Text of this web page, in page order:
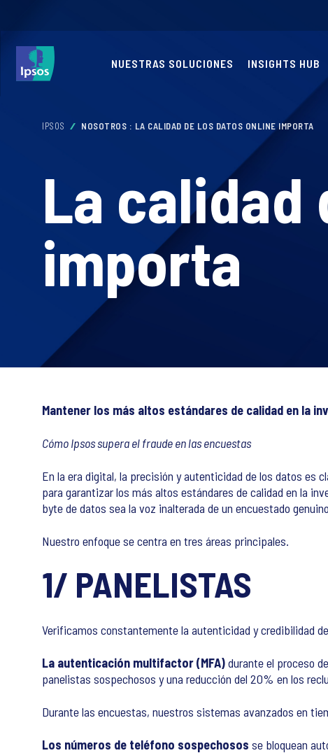
NUESTRAS SOLUCIONES INSIGHTS HUB
IPSOS NOSOTROS : LA CALIDAD DE LOS DATOS ONLINE IMPORTA
La calidad
importa
Mantener los más altos estándares de calidad en la
Cómo Ipsos supera el fraude en las encuestas
En la era digital, la precisión y autenticidad de los datos es
para garantizar los más altos estándares de calidad en la
byte de datos sea la voz inalterada de un encuestado
Nuestro enfoque se centra en tres áreas principales.
1/ PANELISTAS
Verificamos constantemente la autenticidad y credibilidad
La autenticación multifactor (MFA)durante el proceso
panelistas sospechosos y una reducción del 20% en los
Durante las encuestas, nuestros sistemas avanzados en
Los números de teléfono sospechosos se bloquean